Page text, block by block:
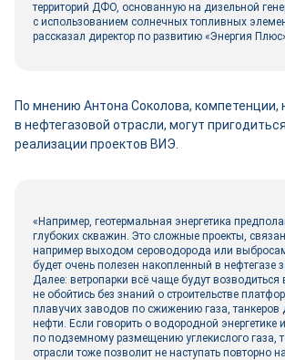
территорий ДФО, основанную на дизельной
с использованием солнечных топливных
рассказал директор по развитию «Энергия
По мнению Антона Соколова, компетенции,
в нефтегазовой отрасли, могут
реализации проектов ВИЭ.
«Например, геотермальная энергетика
глубоких скважин. Это сложные проекты,
например выходом сероводорода или
будет очень полезен накопленный в нефтегазе
Далее: ветропарки всё чаще будут возводиться
не обойтись без знаний о строительстве
плавучих заводов по сжижению газа, танкеров
нефти. Если говорить о водородной энергетике
по подземному размещению углекислого газа,
отрасли тоже позволит не наступать повторно